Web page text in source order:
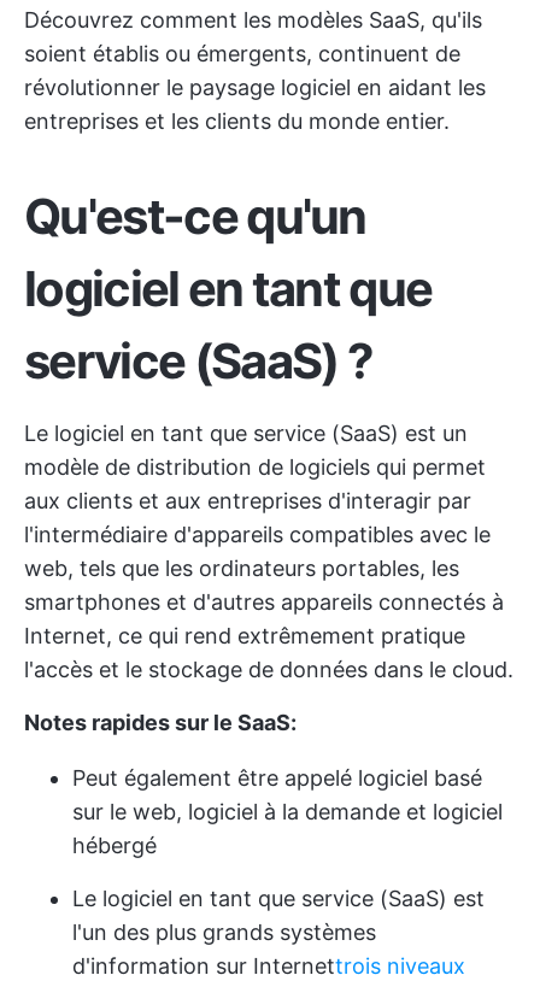
Découvrez comment les modèles SaaS, qu'ils
soient établis ou émergents, continuent de
révolutionner le paysage logiciel en aidant les
entreprises et les clients du monde entier.
Qu'est-ce qu'un
logiciel en tant que
service (SaaS) ?
Le logiciel en tant que service (SaaS) est un
modèle de distribution de logiciels qui permet
aux clients et aux entreprises d'interagir par
l'intermédiaire d'appareils compatibles avec le
web, tels que les ordinateurs portables, les
smartphones et d'autres appareils connectés à
Internet, ce qui rend extrêmement pratique
l'accès et le stockage de données dans le cloud.
Notes rapides sur le SaaS:
Peut également être appelé logiciel basé
sur le web, logiciel à la demande et logiciel
hébergé
Le logiciel en tant que service (SaaS) est
l'un des plus grands systèmes
d'information sur Internettrois niveaux